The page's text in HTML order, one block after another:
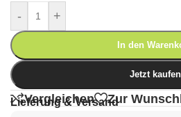
- +
In den
Jetzt kaufen
Vergleichen Zur
Lieferung & Versand